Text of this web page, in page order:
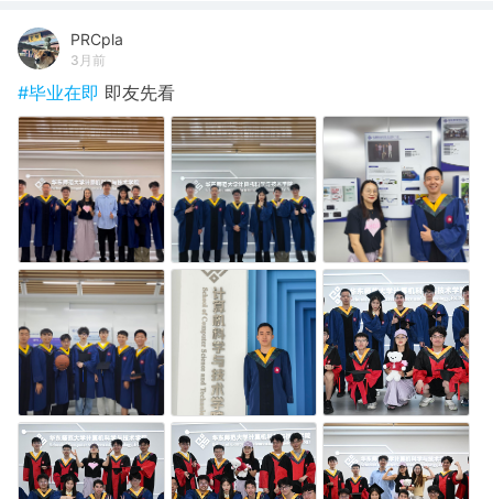
PRCpla
3月前
#毕业在即 即友先看